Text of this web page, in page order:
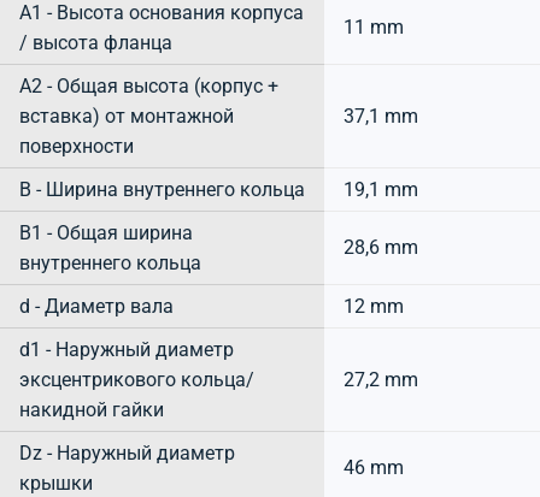
A1 - Высота основания корпуса
/ высота фланца
11 mm
A2 - Общая высота (корпус +
вставка) от монтажной
поверхности
37,1 mm
B - Ширина внутреннего кольца
19,1 mm
B1 - Общая ширина
внутреннего кольца
28,6 mm
d - Диаметр вала
12 mm
d1 - Наружный диаметр
эксцентрикового кольца/
накидной гайки
27,2 mm
Dz - Наружный диаметр
крышки
46 mm